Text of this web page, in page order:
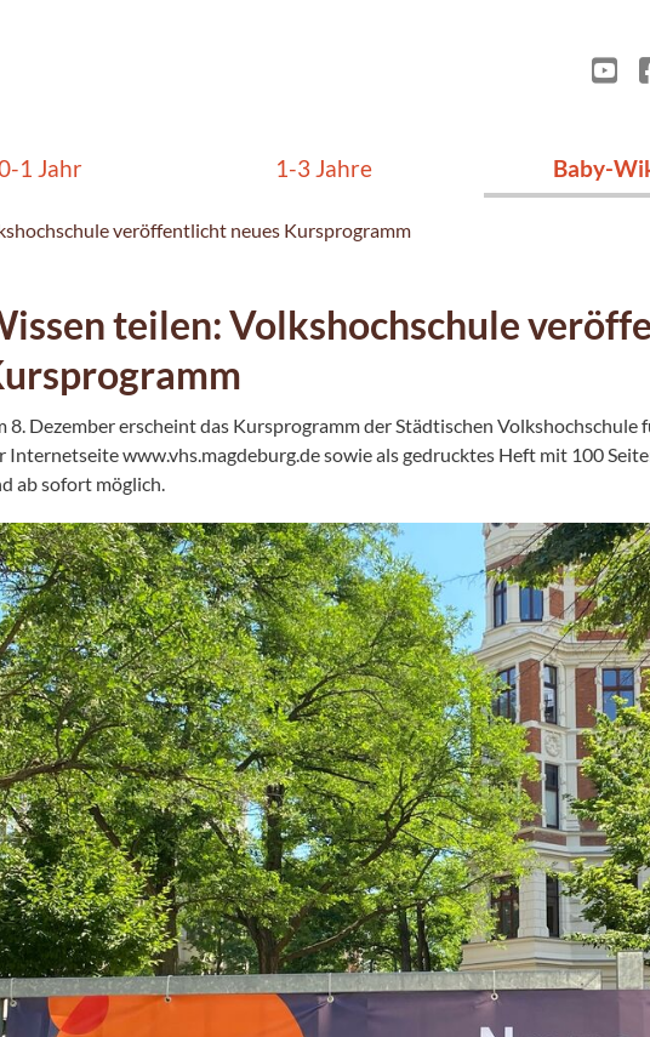
1 Jahr 1-3 Jahre Baby-
veröffentlicht neues Kursprogramm
teilen: Volkshochschule
8. Dezember erscheint das Kursprogramm der Städtischen
Internetseite www.vhs.magdeburg.de sowie als gedrucktes Heft mit 100
ab sofort möglich.